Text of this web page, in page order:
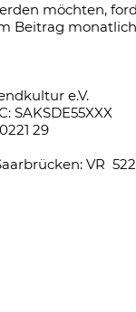
möchten,
Beitrag
e.V.
SAKSDE55XXX
29
VR